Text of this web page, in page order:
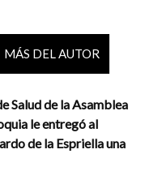
MÁS DEL AUTOR
Salud de la Asamblea
le entregó al
de la Espriella una